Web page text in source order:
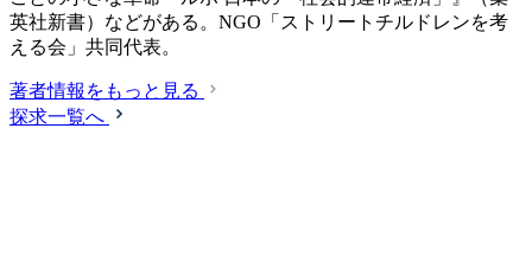
英社新書）などがある。NGO「ストリートチルドレンを考
える会」共同代表。
著者情報をもっと見る
探求一覧へ